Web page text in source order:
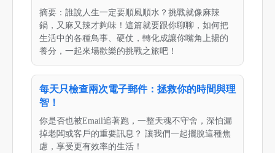
摘要：誰說人生一定要順風順水？挑戰就像麻辣
鍋，又麻又辣才夠味！這篇就要跟你聊聊，如何把
生活中的各種鳥事、硬仗，轉化成讓你嘴角上揚的
養分，一起來場歡樂的挑戰之旅吧！
每天只檢查兩次電子郵件：拯救你的時間與理
智！
你是否也被Email追著跑，一整天魂不守舍，深怕漏
掉老闆或客戶的重要訊息？ 讓我們一起擺脫這種焦
慮，享受更有效率的生活！